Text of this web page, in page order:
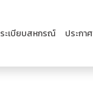
ระเบียบสหกรณ์ ประกาศ